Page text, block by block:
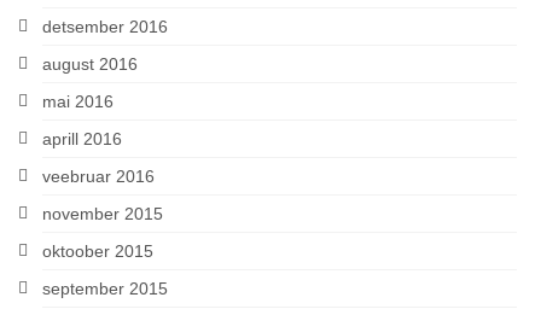
detsember 2016
august 2016
mai 2016
aprill 2016
veebruar 2016
november 2015
oktoober 2015
september 2015